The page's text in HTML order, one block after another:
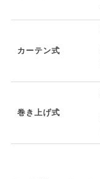
カーテン式
巻き上げ式